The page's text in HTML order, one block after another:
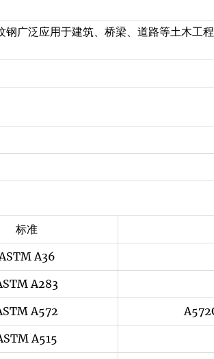
钢广泛应用于建筑、桥梁、道路等土木工
标准
ASTM A36
A283
A572
A515